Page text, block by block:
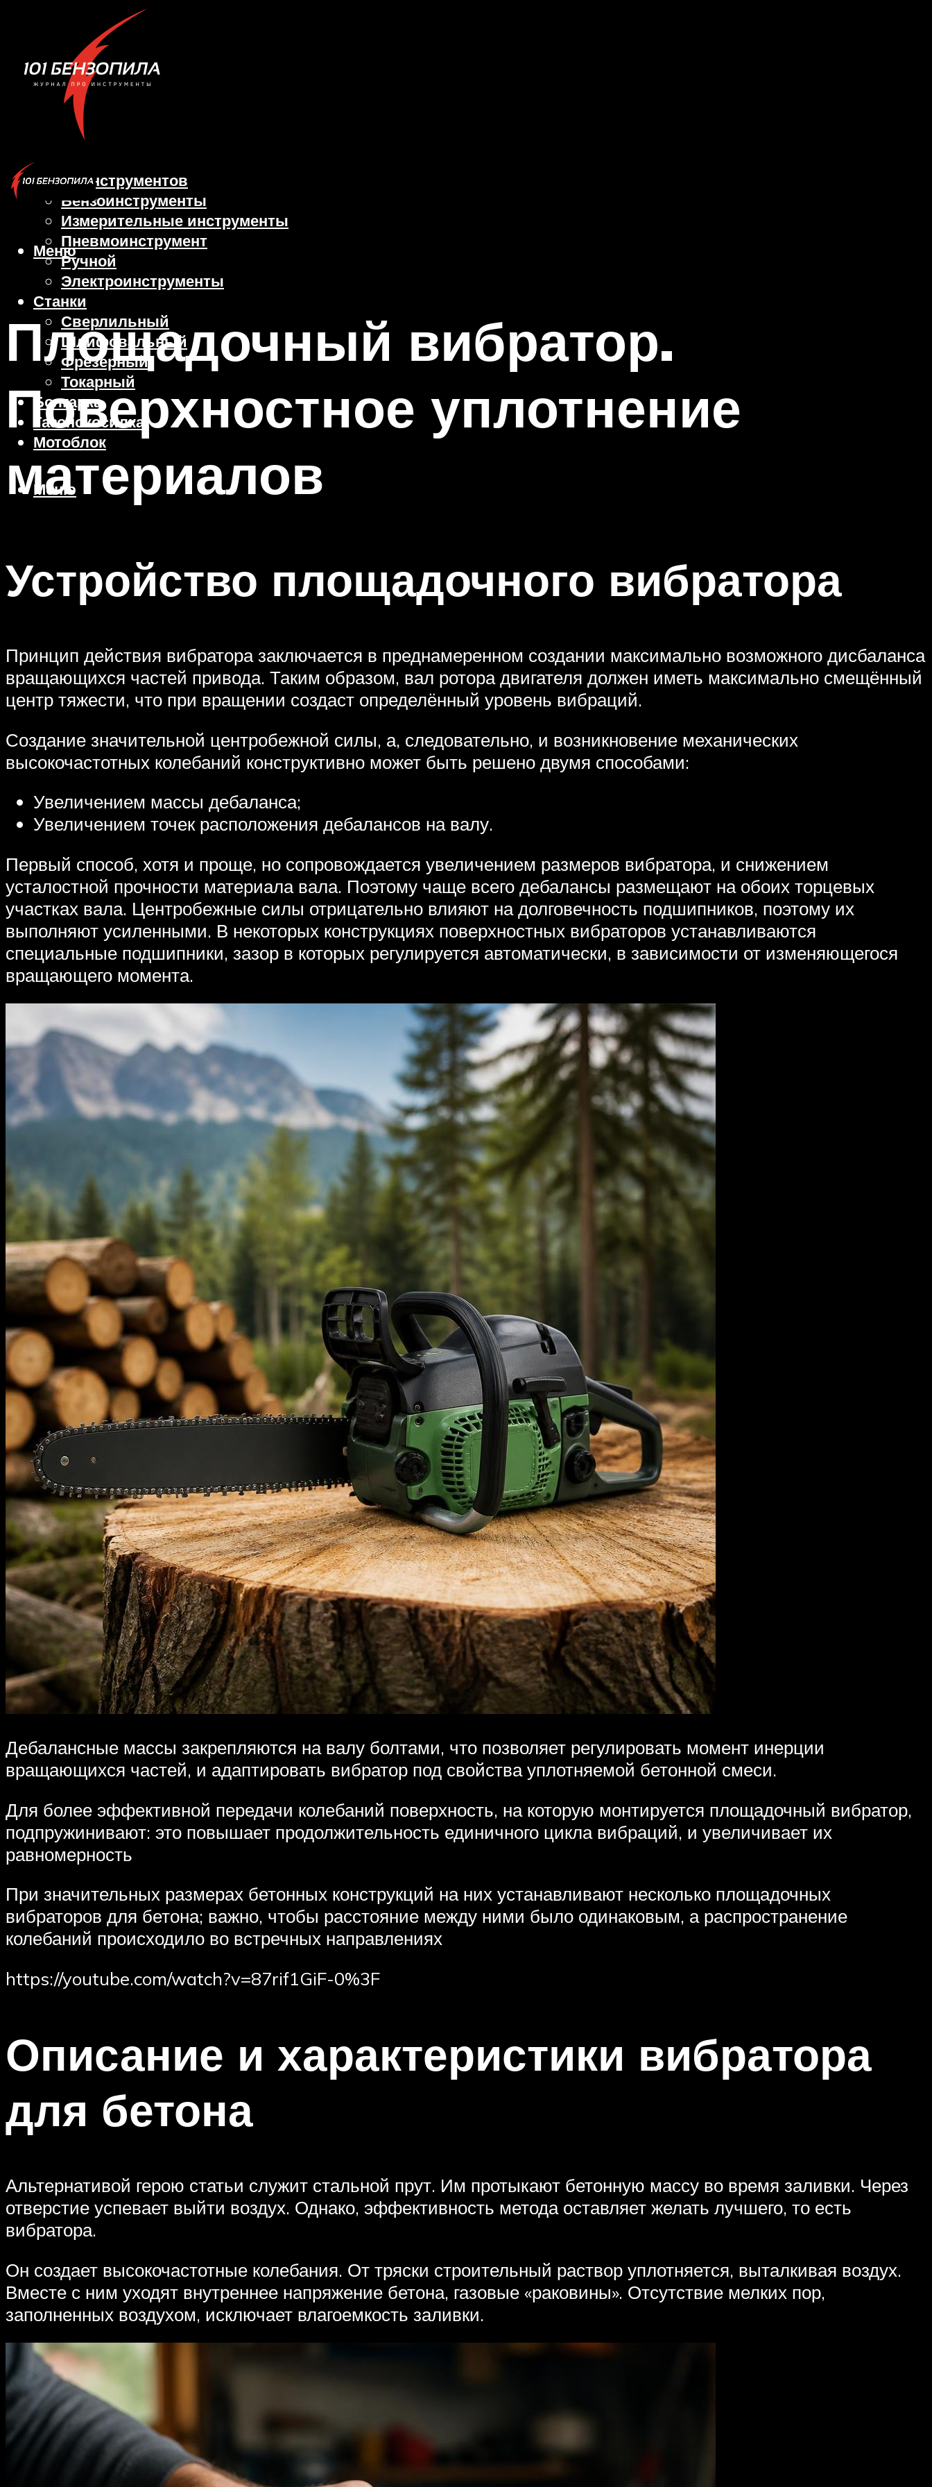
Виды инструментов
Бензоинструменты
Измерительные инструменты
Пневмоинструмент
Ручной
Электроинструменты
Станки
Сверлильный
Шлифовальный
Фрезерный
Токарный
Болгарка
Газонокосилка
Мотоблок
Меню
Меню
Площадочный вибратор.
Поверхностное уплотнение
материалов
Устройство площадочного вибратора
Принцип действия вибратора заключается в преднамеренном создании максимально возможного дисбаланса
вращающихся частей привода. Таким образом, вал ротора двигателя должен иметь максимально смещённый
центр тяжести, что при вращении создаст определённый уровень вибраций.
Создание значительной центробежной силы, а, следовательно, и возникновение механических
высокочастотных колебаний конструктивно может быть решено двумя способами:
Увеличением массы дебаланса;
Увеличением точек расположения дебалансов на валу.
Первый способ, хотя и проще, но сопровождается увеличением размеров вибратора, и снижением
усталостной прочности материала вала. Поэтому чаще всего дебалансы размещают на обоих торцевых
участках вала. Центробежные силы отрицательно влияют на долговечность подшипников, поэтому их
выполняют усиленными. В некоторых конструкциях поверхностных вибраторов устанавливаются
специальные подшипники, зазор в которых регулируется автоматически, в зависимости от изменяющегося
вращающего момента.
Дебалансные массы закрепляются на валу болтами, что позволяет регулировать момент инерции
вращающихся частей, и адаптировать вибратор под свойства уплотняемой бетонной смеси.
Для более эффективной передачи колебаний поверхность, на которую монтируется площадочный вибратор,
подпружинивают: это повышает продолжительность единичного цикла вибраций, и увеличивает их
равномерность
При значительных размерах бетонных конструкций на них устанавливают несколько площадочных
вибраторов для бетона; важно, чтобы расстояние между ними было одинаковым, а распространение
колебаний происходило во встречных направлениях
https://youtube.com/watch?v=87rif1GiF-0%3F
Описание и характеристики вибратора
для бетона
Альтернативой герою статьи служит стальной прут. Им протыкают бетонную массу во время заливки. Через
отверстие успевает выйти воздух. Однако, эффективность метода оставляет желать лучшего, то есть
вибратора.
Он создает высокочастотные колебания. От тряски строительный раствор уплотняется, выталкивая воздух.
Вместе с ним уходят внутреннее напряжение бетона, газовые «раковины». Отсутствие мелких пор,
заполненных воздухом, исключает влагоемкость заливки.